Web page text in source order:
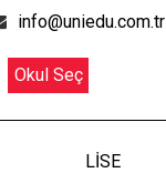
info@uniedu.com.tr
Okul Seç
LİSE